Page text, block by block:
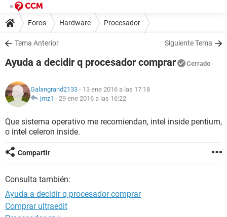
Foros Hardware Procesador
Tema Anterior Siguiente Tema
Ayuda a decidir q procesador comprar Cerrado
Galangrand2133 - 13 ene 2016 a las 17:18
jmz1 - 29 ene 2016 a las 16:22
Que sistema operativo me recomiendan, intel inside pentium,
o intel celeron inside.
Compartir
Consulta también:
Ayuda a decidir q procesador comprar
Comprar ultraedit